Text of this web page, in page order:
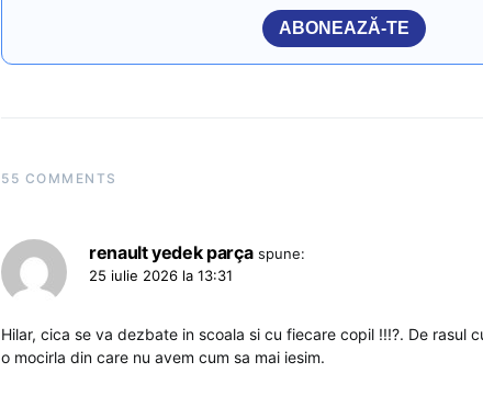
ABONEAZĂ-TE
55 COMMENTS
renault yedek parça spune:
25 iulie 2026 la 13:31
Hilar, cica se va dezbate in scoala si cu fiecare copil !!!?. De rasul
o mocirla din care nu avem cum sa mai iesim.